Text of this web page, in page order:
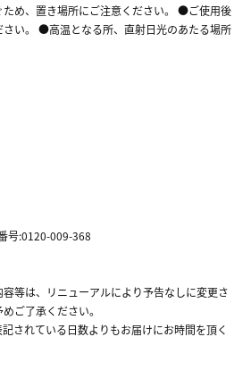
め、置き場所にご注意ください。 ●ご使用後
さい。 ●高温となる所、直射日光のあたる場所
号:0120-009-368
等は、リニューアルにより予告なしに変更さ
ご了承ください。
されている日数よりもお届けにお時間を頂く